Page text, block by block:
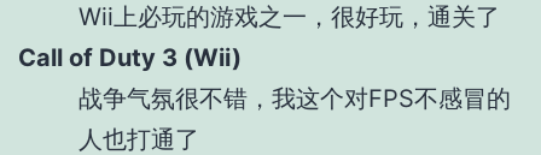
Wii上必玩的游戏之一，很好玩，通关了
Call of Duty 3 (Wii)
战争气氛很不错，我这个对FPS不感冒的
人也打通了